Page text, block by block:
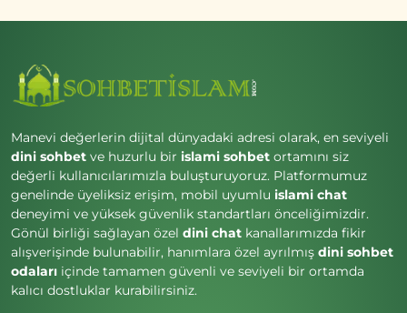
Manevi değerlerin dijital dünyadaki adresi olarak, en seviyeli
dini sohbet ve huzurlu bir islami sohbet ortamını siz
değerli kullanıcılarımızla buluşturuyoruz. Platformumuz
genelinde üyeliksiz erişim, mobil uyumlu islami chat
deneyimi ve yüksek güvenlik standartları önceliğimizdir.
Gönül birliği sağlayan özel dini chat kanallarımızda fikir
alışverişinde bulunabilir, hanımlara özel ayrılmış dini sohbet
odaları içinde tamamen güvenli ve seviyeli bir ortamda
kalıcı dostluklar kurabilirsiniz.